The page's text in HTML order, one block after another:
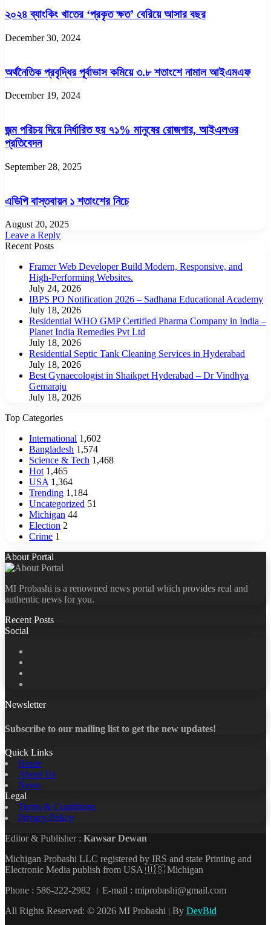
২০২৪ ব্যাংকিং খাতের ‘প্রকৃত ক্ষত’ বেরিয়ে আসার বছর
December 30, 2024
অর্থনৈতিক প্রবৃদ্ধির পূর্বাভাস কমিয়ে ৩.৮ শতাংশে নামাল আইএমএফ
December 19, 2024
জন্ম পরিচয় দিয়ে নির্ধারিত হয় ৭১% মানুষের রোজগার, আইএলওর
প্রতিবেদন
September 28, 2025
এডিপি বাস্তবায়ন ১ শতাংশের নিচে
August 20, 2025
Leave a Reply
Recent Posts
Framer Web Developer Build Modern, Responsive, and
High-Performing Websites.
July 24, 2026
IBPS PO Notification 2026 – Sadhana Educational Academy
July 18, 2026
Residential WHO GMP Certified Pharma Company in India –
Planet India Remedies Pvt Ltd
July 18, 2026
Residential Septic Tank Cleaning Services in Hyderabad
July 18, 2026
Best Gynaecologist in Shaikpet Hyderabad – Dr Vindhya
Gemaraju
July 18, 2026
Top Categories
International 1,602
Bangladesh 1,574
Science & Tech 1,468
Hot 1,465
USA 1,364
Trending 1,184
Uncategorized 51
Michigan 44
Election 2
Crime 1
About Portal
MI Probashi is a renowned news portal which provides real and
authentic news for you.
Recent Posts
Social
Newsletter
Subscribe to our mailing list to get the new updates!
Quick Links
Home
About Us
News
Legal
Terms & Conditions
Privacy Policy
Editor & Publisher : Kawsar Dewan
Michigan Probashi LLC registered by IRS and state Printing and
Electronic Media publish from USA 🇺🇸 Michigan
Phone : 586-222-2982 । E-mail : miprobashi@gmail.com
All Rights Reserved: © 2026 MI Probashi | By DevBid